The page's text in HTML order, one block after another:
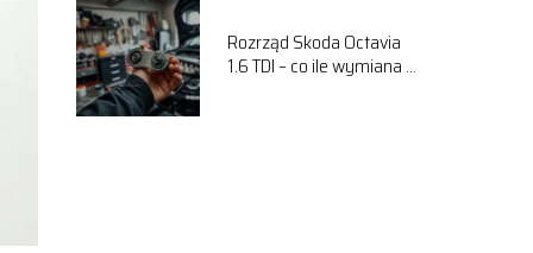
Rozrząd Skoda Octavia
1.6 TDI – co ile wymiana i